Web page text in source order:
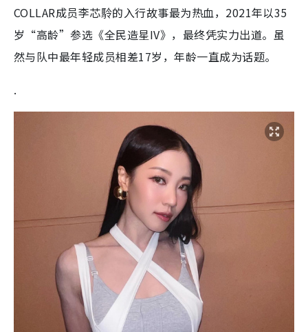
COLLAR成员李芯駖的入行故事最为热血，2021年以35
岁“高龄”参选《全民造星IV》，最终凭实力出道。虽
然与队中最年轻成员相差17岁，年龄一直成为话题。
.